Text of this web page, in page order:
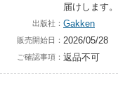
届けします。
出版社： Gakken
販売開始日： 2026/05/28
ご確認事項： 返品不可